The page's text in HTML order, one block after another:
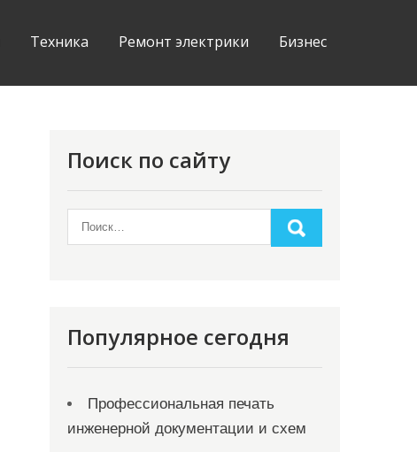
Техника Ремонт электрики Бизнес
Поиск по сайту
Популярное сегодня
Профессиональная печать
инженерной документации и схем